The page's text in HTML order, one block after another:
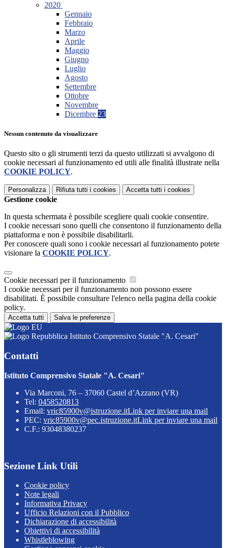
2020
Gennaio
Febbraio
Marzo
Aprile
Maggio
Giugno
Luglio
Agosto
Settembre
Ottobre
Novembre
Dicembre 23
Nessun contenuto da visualizzare
Questo sito o gli strumenti terzi da questo utilizzati si avvalgono di
cookie necessari al funzionamento ed utili alle finalità illustrate nella
COOKIE POLICY.
Personalizza Rifiuta tutti i cookies Accetta tutti i cookies
Gestione cookie
In questa schermata è possibile scegliere quali cookie consentire.
I cookie necessari sono quelli che consentono il funzionamento della
piattaforma e non è possibile disabilitarli.
Per conoscere quali sono i cookie necessari al funzionamento potete
visionare la COOKIE POLICY.
Cookie necessari per il funzionamento
I cookie necessari per il funzionamento non possono essere
disabilitati. È possibile consultare l'elenco nella pagina della cookie
policy.
Accetta tutti Salva le preferenze
Istituto Comprensivo Statale "A. Cesari"
Contatti
Istituto Comprensivo Statale "A. Cesari"
Via Marconi, 76 – 37060 Castel d’Azzano (VR)
Tel: 0458520813
Email: vric85900v@istruzione.itLink per inviare una mail
PEC: vric85900v@pec.istruzione.itLink per inviare una mail
C.F.: 93048380237
Sezione Link Utili
Cookie policy
Note legali
Informativa Privacy
Ufficio Relazioni con il Pubblico
Dichiarazione di accessibilità
Obiettivi di accessibilità
Whistleblowing